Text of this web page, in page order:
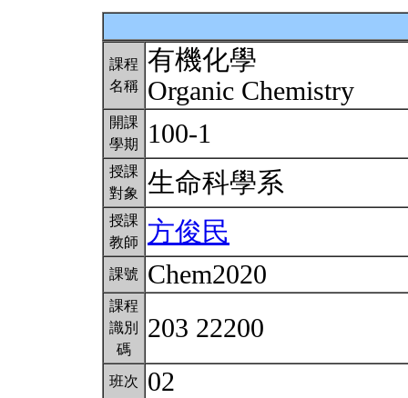
課程
名稱
有機化學
Organic Chemistry
開課
學期
100-1
授課
對象
生命科學系
授課
教師
方俊民
課號 Chem2020
課程
識別
碼
203 22200
班次 02